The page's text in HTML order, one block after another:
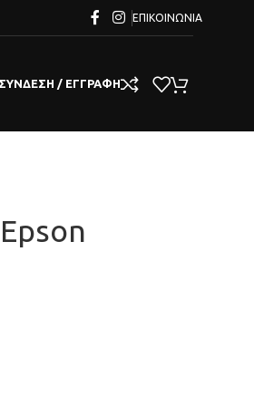
ΕΠΙΚΟΙΝΩΝΊΑ
ΣΎΝΔΕΣΗ / ΕΓΓΡΑΦΉ